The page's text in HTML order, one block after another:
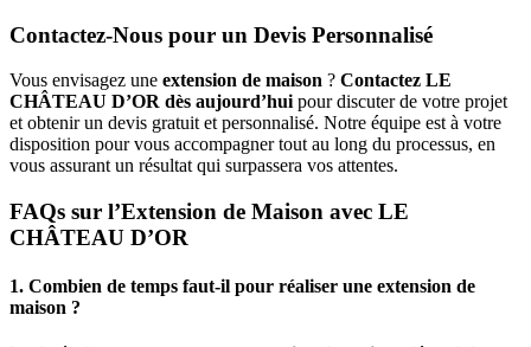
Contactez-Nous pour un Devis Personnalisé
Vous envisagez une extension de maison ? Contactez LE
CHÂTEAU D’OR dès aujourd’hui pour discuter de votre projet
et obtenir un devis gratuit et personnalisé. Notre équipe est à votre
disposition pour vous accompagner tout au long du processus, en
vous assurant un résultat qui surpassera vos attentes.
FAQs sur l’Extension de Maison avec LE
CHÂTEAU D’OR
1. Combien de temps faut-il pour réaliser une extension de
maison ?